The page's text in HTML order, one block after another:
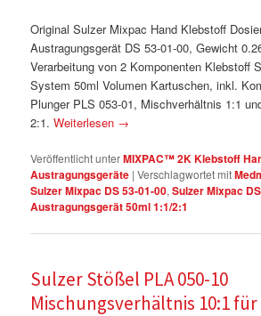
Original Sulzer Mixpac Hand Klebstoff
Austragungsgerät DS 53-01-00, Gewicht
Verarbeitung von 2 Komponenten Klebstoff
System 50ml Volumen Kartuschen, inkl.
Plunger PLS 053-01, Mischverhältnis 1:1
2:1.Weiterlesen →
Veröffentlicht unterMIXPAC™ 2K Klebstoff
Austragungsgeräte |Verschlagwortet mit
Sulzer Mixpac DS 53-01-00,Sulzer Mixpac
Austragungsgerät 50ml 1:1/2:1
Sulzer Stößel PLA 050-10
Mischungsverhältnis 10:1 für